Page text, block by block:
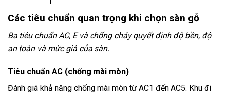
Các tiêu chuẩn quan trọng khi chọn sàn gỗ
Ba tiêu chuẩn AC, E và chống cháy quyết định độ bền, độ
an toàn và mức giá của sàn.
Tiêu chuẩn AC (chống mài mòn)
Đánh giá khả năng chống mài mòn từ AC1 đến AC5. Khu đi